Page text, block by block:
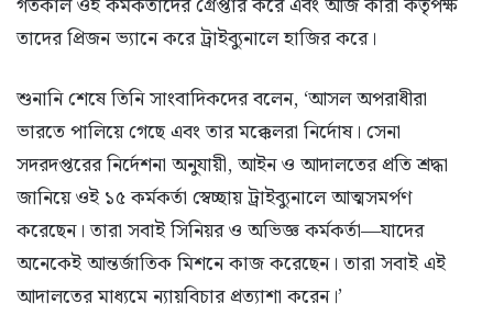
তাদের প্রিজন ভ্যানে করে ট্রাইব্যুনালে হাজির করে।
শুনানি শেষে তিনি সাংবাদিকদের বলেন, ‘আসল অপরাধীরা
ভারতে পালিয়ে গেছে এবং তার মক্কেলরা নির্দোষ। সেনা
সদরদপ্তরের নির্দেশনা অনুযায়ী, আইন ও আদালতের প্রতি শ্রদ্ধা
জানিয়ে ওই ১৫ কর্মকর্তা স্বেচ্ছায় ট্রাইব্যুনালে আত্মসমর্পণ
করেছেন। তারা সবাই সিনিয়র ও অভিজ্ঞ কর্মকর্তা—যাদের
অনেকেই আন্তর্জাতিক মিশনে কাজ করেছেন। তারা সবাই এই
আদালতের মাধ্যমে ন্যায়বিচার প্রত্যাশা করেন।’